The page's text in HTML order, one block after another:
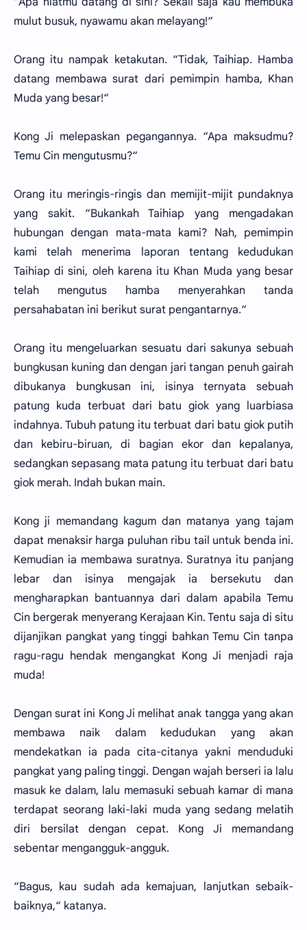
mulut busuk, nyawamu akan melayang!“
Orang itu nampak ketakutan. “Tidak, Taihiap. Hamba
datang membawa surat dari pemimpin hamba, Khan
Muda yang besar!“
Kong Ji melepaskan pegangannya. “Apa maksudmu?
Temu Cin mengutusmu?“
Orang itu meringis-ringis dan memijit-mijit pundaknya
yang sakit. “Bukankah Taihiap yang mengadakan
hubungan dengan mata-mata kami? Nah, pemimpin
kami telah menerima laporan tentang kedudukan
Taihiap di sini, oleh karena itu Khan Muda yang besar
telah mengutus hamba menyerahkan tanda
persahabatan ini berikut surat pengantarnya.“
Orang itu mengeluarkan sesuatu dari sakunya sebuah
bungkusan kuning dan dengan jari tangan penuh gairah
dibukanya bungkusan ini, isinya ternyata sebuah
patung kuda terbuat dari batu giok yang luarbiasa
indahnya. Tubuh patung itu terbuat dari batu giok putih
dan kebiru-biruan, di bagian ekor dan kepalanya,
sedangkan sepasang mata patung itu terbuat dari batu
giok merah. Indah bukan main.
Kong ji memandang kagum dan matanya yang tajam
dapat menaksir harga puluhan ribu tail untuk benda ini.
Kemudian ia membawa suratnya. Suratnya itu panjang
lebar dan isinya mengajak ia bersekutu dan
mengharapkan bantuannya dari dalam apabila Temu
Cin bergerak menyerang Kerajaan Kin. Tentu saja di situ
dijanjikan pangkat yang tinggi bahkan Temu Cin tanpa
ragu-ragu hendak mengangkat Kong Ji menjadi raja
muda!
Dengan surat ini Kong Ji melihat anak tangga yang akan
membawa naik dalam kedudukan yang akan
mendekatkan ia pada cita-citanya yakni menduduki
pangkat yang paling tinggi. Dengan wajah berseri ia lalu
masuk ke dalam, lalu memasuki sebuah kamar di mana
terdapat seorang laki-laki muda yang sedang melatih
diri bersilat dengan cepat. Kong Ji memandang
sebentar mengangguk-angguk.
“Bagus, kau sudah ada kemajuan, lanjutkan sebaik-
baiknya,“ katanya.